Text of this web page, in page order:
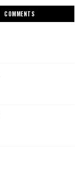
COMMENTS